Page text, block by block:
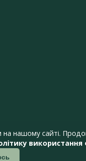
нашому сайті.